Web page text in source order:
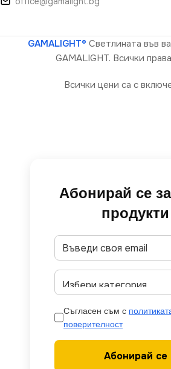
GAMALIGHT® Светлината във
GAMALIGHT. Всички
Всички цени са с
Абонирай се
продукти
Съгласен съм с
поверителност
Абонирай се